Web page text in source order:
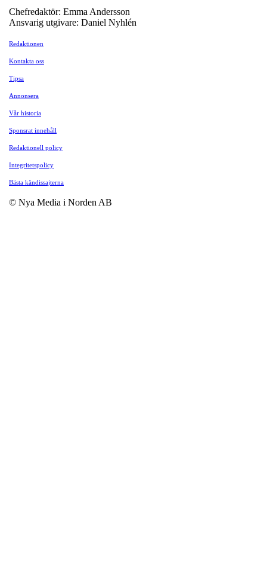
Chefredaktör: Emma Andersson
Ansvarig utgivare: Daniel Nyhlén
Redaktionen
Kontakta oss
Tipsa
Annonsera
Vår historia
Sponsrat innehåll
Redaktionell policy
Integritetspolicy
Bästa kändissajterna
© Nya Media i Norden AB